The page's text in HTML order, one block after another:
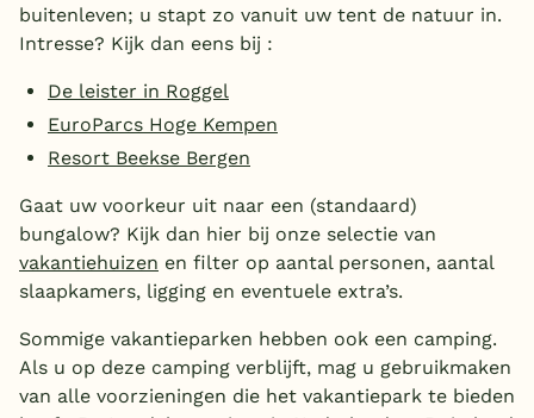
buitenleven; u stapt zo vanuit uw tent de natuur in.
Intresse? Kijk dan eens bij :
De leister in Roggel
EuroParcs Hoge Kempen
Resort Beekse Bergen
Gaat uw voorkeur uit naar een (standaard)
bungalow? Kijk dan hier bij onze selectie van
vakantiehuizen en filter op aantal personen, aantal
slaapkamers, ligging en eventuele extra’s.
Sommige vakantieparken hebben ook een camping.
Als u op deze camping verblijft, mag u gebruikmaken
van alle voorzieningen die het vakantiepark te bieden